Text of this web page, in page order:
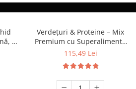
L-
Verdețuri & Proteine – Mix
Premium cu Superalimente
Verzi și Proteină Vegetală, 30
115,49 Lei